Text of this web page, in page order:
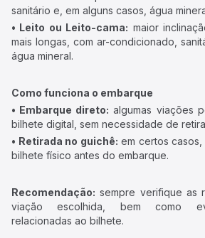
sanitário e, em alguns casos, água
• Leito ou Leito-cama: maior
mais longas, com ar-condicionado,
água mineral.
Como funciona o embarque
• Embarque direto: algumas viações
bilhete digital, sem necessidade de
• Retirada no guichê: em certos
bilhete físico antes do embarque.
Recomendação: sempre verifique as
viação escolhida, bem como
relacionadas ao bilhete.